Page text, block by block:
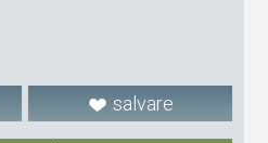
salvare